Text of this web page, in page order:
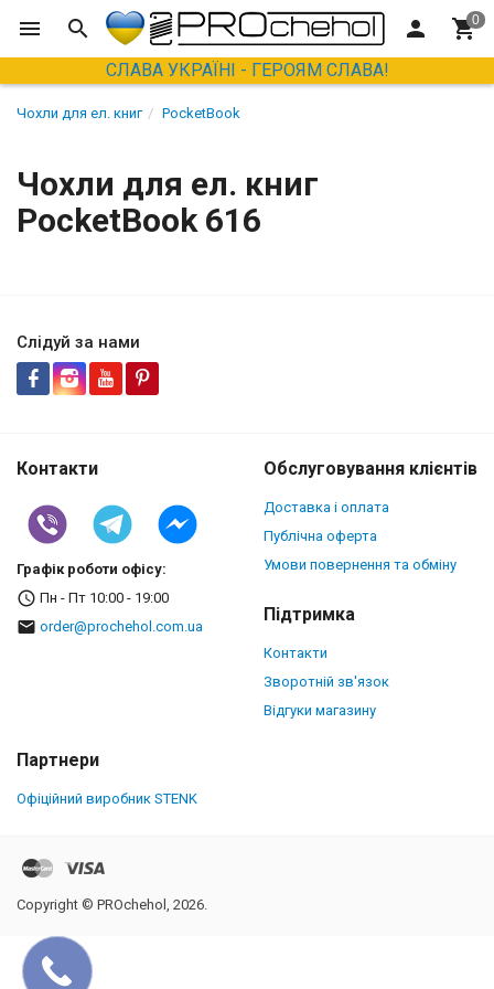
СЛАВА УКРАЇНІ - ГЕРОЯМ СЛАВА!
Чохли для ел. книг PocketBook
Чохли для ел. книг
PocketBook 616
Слідуй за нами
Контакти
Графік роботи офісу:
Пн - Пт 10:00 - 19:00
order@prochehol.com.ua
Обслуговування клієнтів
Доставка і оплата
Публічна оферта
Умови повернення та обміну
Підтримка
Контакти
Зворотній зв'язок
Відгуки магазину
Партнери
Офіційний виробник STENK
Copyright © PROchehol, 2026.